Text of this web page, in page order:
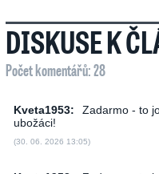
DISKUSE K
Počet komentářů: 28
Kveta1953:
Zadarmo - to
ubožáci!
(30. 06. 2026 13:05)